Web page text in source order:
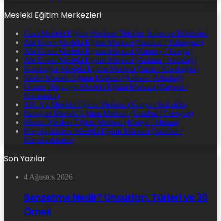
Mesleki Eğitim Merkezleri
Gazi Mesleki Eğitim Merkezi: Telefon, Adres ve Bölümleri
Ahi Evren Mesleki Eğitim Merkezi (İstanbul / Sultangazi)
Ahi Evran Mesleki Eğitim Merkezi (Karatay / Konya)
Ahi Evran Mesleki Eğitim Merkezi (Ankara / Altındağ)
Karabağlar Mesleki Eğitim Merkezi (İzmir / Karabağlar)
Siteler Mesleki Eğitim Merkezi (Ankara / Altındağ)
Osman Düşüngel Mesleki Eğitim Merkezi (Kayseri /
Kocasinan)
100. Yıl Mesleki Eğitim Merkezi (Konya / Selçuklu)
Esenyurt Mesleki Eğitim Merkezi (İstanbul / Esenyurt)
Meram Mesleki Eğitim Merkezi (Konya / Meram)
Küçükçekmece Mesleki Eğitim Merkezi (İstanbul /
Küçükçekmece)
Son Yazılar
4 Ağustos 2026
Benzetme Nedir? Unsurları, Türleri ve 30
Örnek